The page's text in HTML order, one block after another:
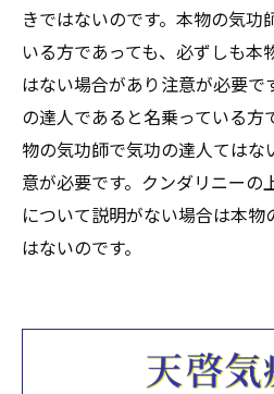
きではないのです。本物の気功
いる方であっても、必ずしも本
はない場合があり注意が必要で
の達人であると名乗っている方
物の気功師で気功の達人ては
意が必要です。クンダリニーの
について説明がない場合は本
はないのです。